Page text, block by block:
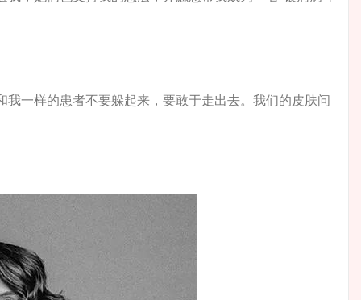
一样的患者不要躲起来，要敢于走出去。我们的皮肤问